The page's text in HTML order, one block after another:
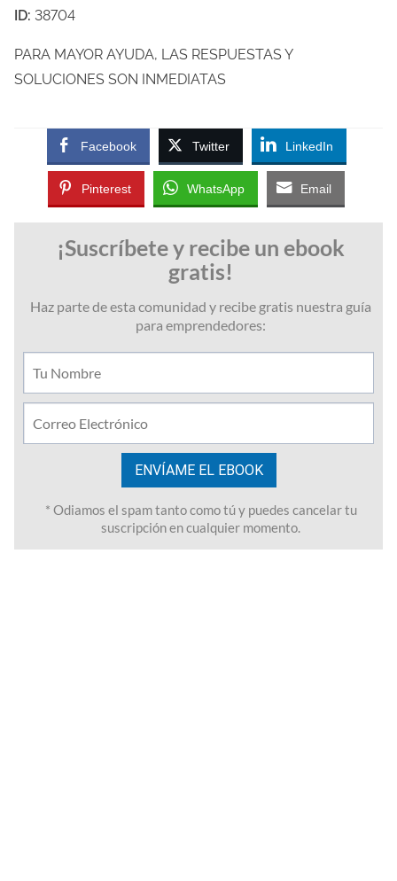
ID: 38704
PARA MAYOR AYUDA, LAS RESPUESTAS Y
SOLUCIONES SON INMEDIATAS
Facebook Twitter LinkedIn
Pinterest WhatsApp Email